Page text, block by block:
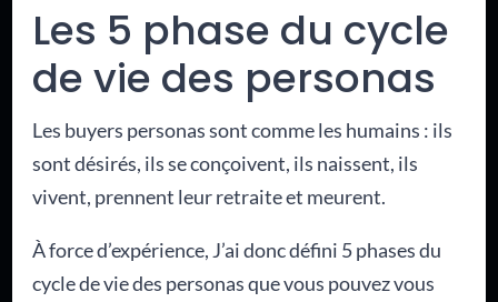
Les 5 phase du cycle
de vie des personas
Les buyers personas sont comme les humains : ils
sont désirés, ils se conçoivent, ils naissent, ils
vivent, prennent leur retraite et meurent.
À force d’expérience, J’ai donc défini 5 phases du
cycle de vie des personas que vous pouvez vous